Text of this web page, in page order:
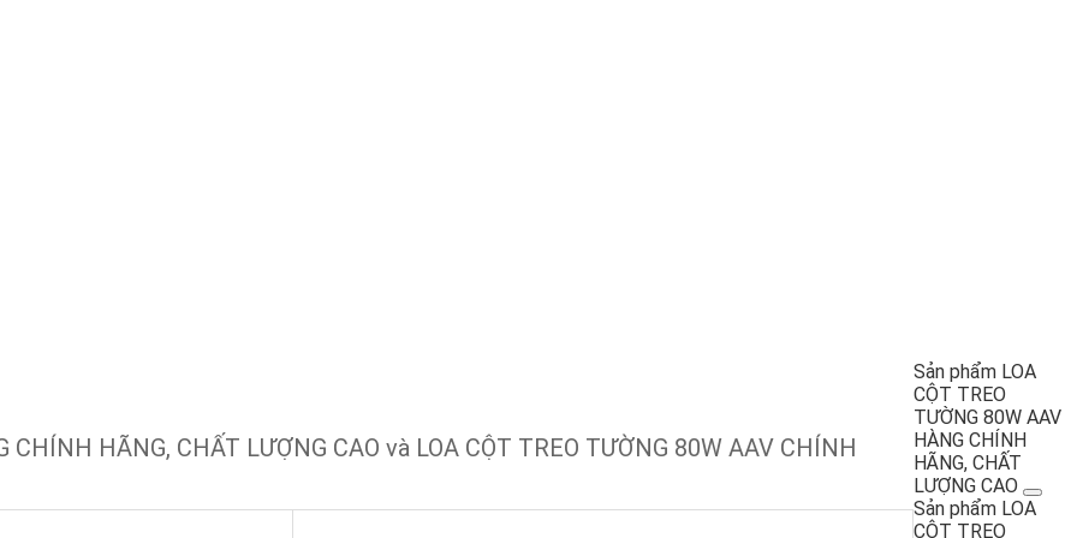
CHÍNH HÃNG, CHẤT LƯỢNG CAO và LOA CỘT TREO TƯỜNG 80W AAV CHÍNH
Sản phẩm LOA
CỘT TREO
TƯỜNG 80W AAV
HÀNG CHÍNH
HÃNG, CHẤT
LƯỢNG CAO
Sản phẩm LOA
CỘT TREO